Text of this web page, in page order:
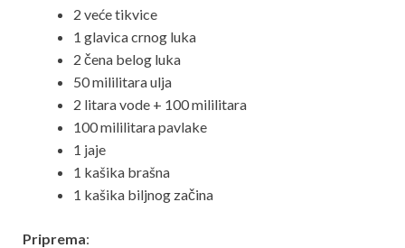
2 veće tikvice
1 glavica crnog luka
2 čena belog luka
50 mililitara ulja
2 litara vode + 100 mililitara
100 mililitara pavlake
1 jaje
1 kašika brašna
1 kašika biljnog začina
Priprema: